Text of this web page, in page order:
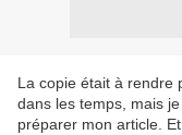
La copie était à rendre
dans les temps, mais
préparer mon article.